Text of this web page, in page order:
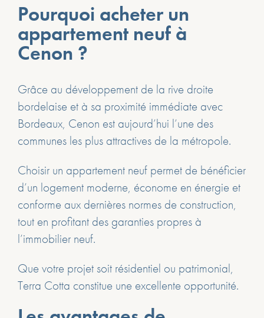
Pourquoi acheter un
appartement neuf à
Cenon ?
Grâce au développement de la rive droite
bordelaise et à sa proximité immédiate avec
Bordeaux, Cenon est aujourd’hui l’une des
communes les plus attractives de la métropole.
Choisir un appartement neuf permet de bénéficier
d’un logement moderne, économe en énergie et
conforme aux dernières normes de construction,
tout en profitant des garanties propres à
l’immobilier neuf.
Que votre projet soit résidentiel ou patrimonial,
Terra Cotta constitue une excellente opportunité.